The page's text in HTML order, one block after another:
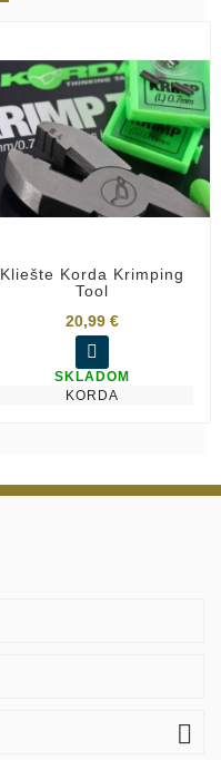
Kliešte Korda Krimping
Tool
20,99 €

SKLADOM
KORDA
